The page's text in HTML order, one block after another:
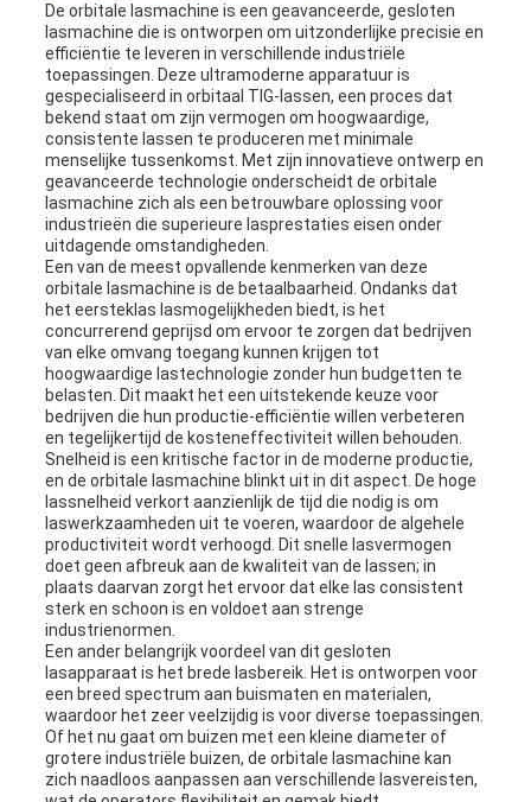
De orbitale lasmachine is een geavanceerde, gesloten
lasmachine die is ontworpen om uitzonderlijke precisie en
efficiëntie te leveren in verschillende industriële
toepassingen. Deze ultramoderne apparatuur is
gespecialiseerd in orbitaal TIG-lassen, een proces dat
bekend staat om zijn vermogen om hoogwaardige,
consistente lassen te produceren met minimale
menselijke tussenkomst. Met zijn innovatieve ontwerp en
geavanceerde technologie onderscheidt de orbitale
lasmachine zich als een betrouwbare oplossing voor
industrieën die superieure lasprestaties eisen onder
uitdagende omstandigheden.
Een van de meest opvallende kenmerken van deze
orbitale lasmachine is de betaalbaarheid. Ondanks dat
het eersteklas lasmogelijkheden biedt, is het
concurrerend geprijsd om ervoor te zorgen dat bedrijven
van elke omvang toegang kunnen krijgen tot
hoogwaardige lastechnologie zonder hun budgetten te
belasten. Dit maakt het een uitstekende keuze voor
bedrijven die hun productie-efficiëntie willen verbeteren
en tegelijkertijd de kosteneffectiviteit willen behouden.
Snelheid is een kritische factor in de moderne productie,
en de orbitale lasmachine blinkt uit in dit aspect. De hoge
lassnelheid verkort aanzienlijk de tijd die nodig is om
laswerkzaamheden uit te voeren, waardoor de algehele
productiviteit wordt verhoogd. Dit snelle lasvermogen
doet geen afbreuk aan de kwaliteit van de lassen; in
plaats daarvan zorgt het ervoor dat elke las consistent
sterk en schoon is en voldoet aan strenge
industrienormen.
Een ander belangrijk voordeel van dit gesloten
lasapparaat is het brede lasbereik. Het is ontworpen voor
een breed spectrum aan buismaten en materialen,
waardoor het zeer veelzijdig is voor diverse toepassingen.
Of het nu gaat om buizen met een kleine diameter of
grotere industriële buizen, de orbitale lasmachine kan
zich naadloos aanpassen aan verschillende lasvereisten,